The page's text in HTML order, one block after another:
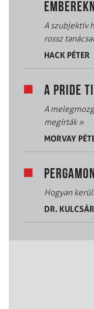
A szubjektív
rossz
HACK PÉTER
A PRIDE
A
megírták»
MORVAY
Hogyan
DR.